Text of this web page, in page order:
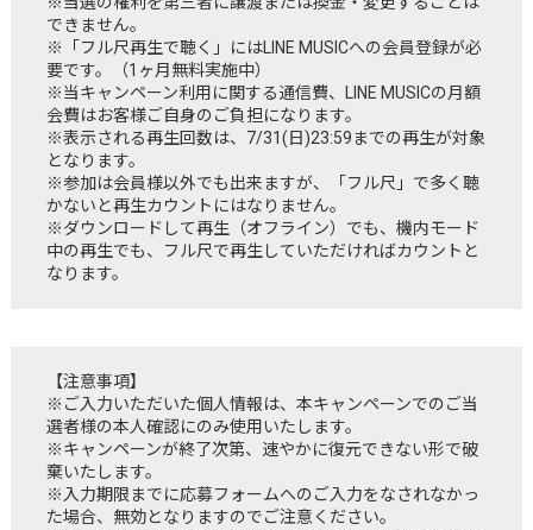
できません。
※「フル尺再生で聴く」にはLINE MUSICへの会員登録が必
要です。（1ヶ月無料実施中）
※当キャンペーン利用に関する通信費、LINE MUSICの月額
会費はお客様ご自身のご負担になります。
※表示される再生回数は、7/31(日)23:59までの再生が対象
となります。
※参加は会員様以外でも出来ますが、「フル尺」で多く聴
かないと再生カウントにはなりません。
※ダウンロードして再生（オフライン）でも、機内モード
中の再生でも、フル尺で再生していただければカウントと
なります。
【注意事項】
※ご入力いただいた個人情報は、本キャンペーンでのご当
選者様の本人確認にのみ使用いたします。
※キャンペーンが終了次第、速やかに復元できない形で破
棄いたします。
※入力期限までに応募フォームへのご入力をなされなかっ
た場合、無効となりますのでご注意ください。